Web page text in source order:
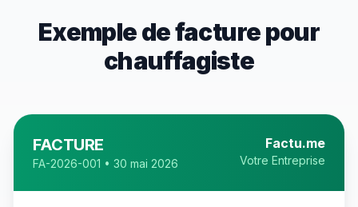
Exemple de facture pour
chauffagiste
FACTURE
FA-2026-001 • 30 mai 2026
Factu.me
Votre Entreprise